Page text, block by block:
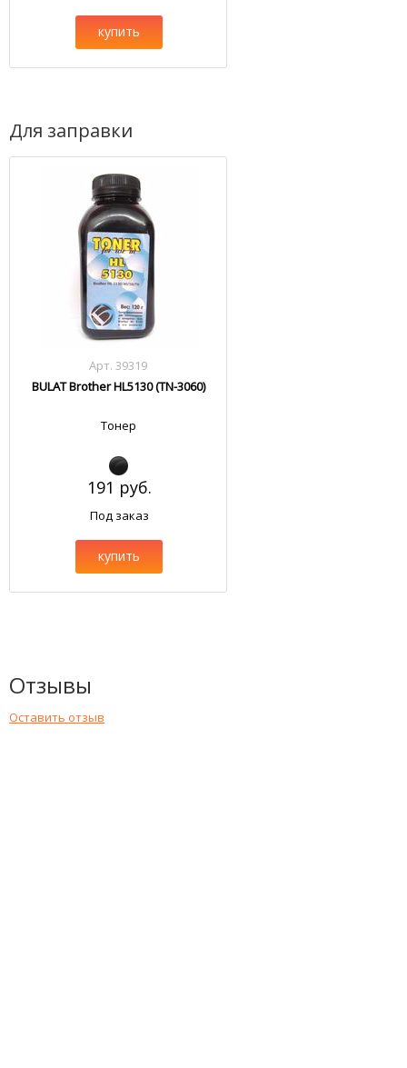
купить
Для заправки
Арт. 39319
BULAT Brother HL5130 (TN-3060)
Тонер
191 руб.
Под заказ
купить
Отзывы
Оставить отзыв